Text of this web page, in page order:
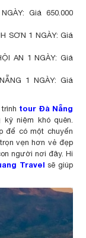
Giá 650.000
SƠN 1 NGÀY: Giá
AN 1 NGÀY: Giá
1 NGÀY: Giá
tour Đà Nẵng
niệm khó quên.
để có một chuyến
vẹn hơn vẻ đẹp
người nơi đây. Hi
Travel sẽ giúp